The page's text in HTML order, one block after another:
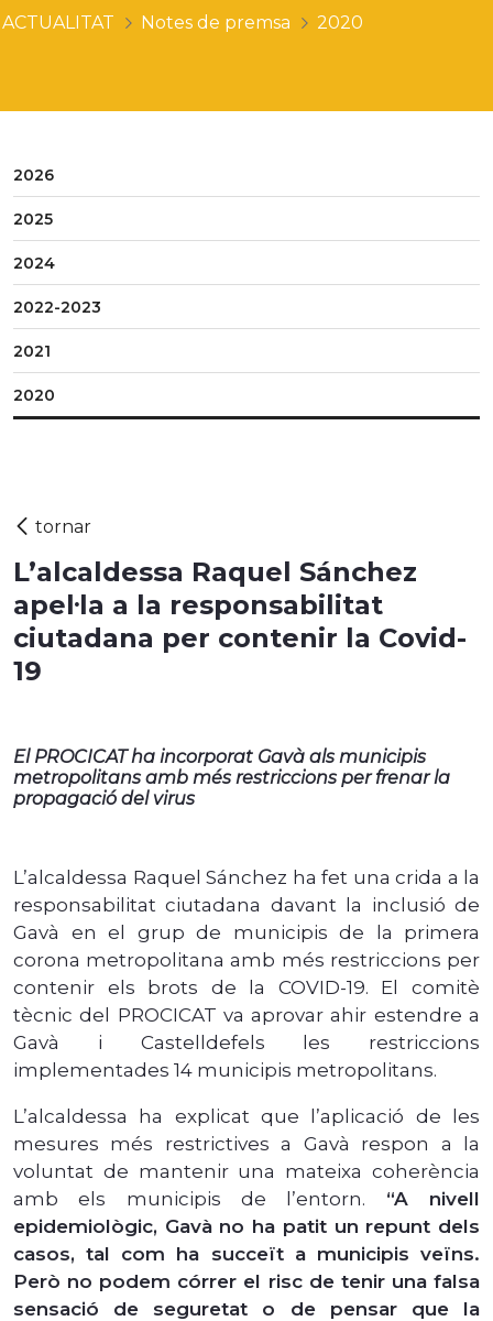
ACTUALITAT Notes de premsa 2020
2026
2025
2024
2022-2023
2021
2020
L’alcaldessa Raquel Sánchez
apel·la a la responsabilitat
ciutadana per contenir la Covid-
19
El PROCICAT ha incorporat Gavà als municipis
metropolitans amb més restriccions per frenar la
propagació del virus
L’alcaldessa Raquel Sánchez ha fet una crida a la
responsabilitat ciutadana davant la inclusió de
Gavà en el grup de municipis de la primera
corona metropolitana amb més restriccions per
contenir els brots de la COVID-19. El comitè
tècnic del PROCICAT va aprovar ahir estendre a
Gavà i Castelldefels les restriccions
implementades 14 municipis metropolitans.
L’alcaldessa ha explicat que l’aplicació de les
mesures més restrictives a Gavà respon a la
voluntat de mantenir una mateixa coherència
amb els municipis de l’entorn. “A nivell
epidemiològic, Gavà no ha patit un repunt dels
casos, tal com ha succeït a municipis veïns.
Però no podem córrer el risc de tenir una falsa
sensació de seguretat o de pensar que la